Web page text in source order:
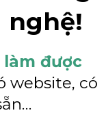
nghệ!
làm được
website, có